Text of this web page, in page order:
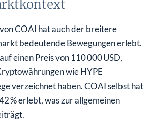
COAI hat auch der breitere
bedeutende Bewegungen erlebt.
einen Preis von 110 000 USD,
wie HYPE
verzeichnet haben. COAI selbst hat
% erlebt, was zur allgemeinen